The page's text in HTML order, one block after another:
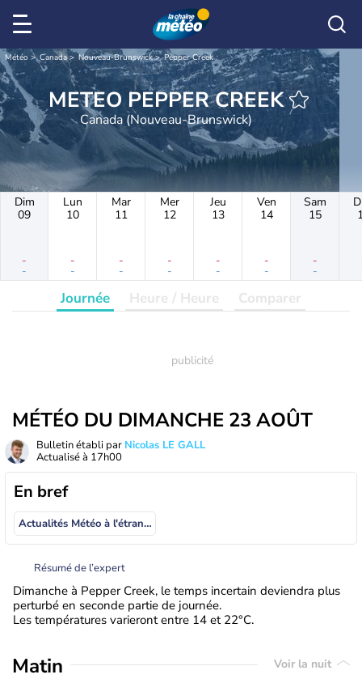
Météo Canada Nouveau-Brunswick Pepper Creek
METEO PEPPER CREEK
Canada (Nouveau-Brunswick)
Dim
09
-
-
Lun
10
-
-
Mar
11
-
-
Mer
12
-
-
Jeu
13
-
-
Ven
14
-
-
Sam
15
-
-
Journée Heure / Heure Comparer
MÉTÉO DU DIMANCHE 23 AOÛT
Bulletin établi par Nicolas LE GALL
Actualisé à 17h00
En bref
Actualités Météo à l'étranger
Résumé de l’expert
Dimanche à Pepper Creek, le temps incertain deviendra plus
perturbé en seconde partie de journée.
Les températures varieront entre 14 et 22°C.
Matin Voir la nuit